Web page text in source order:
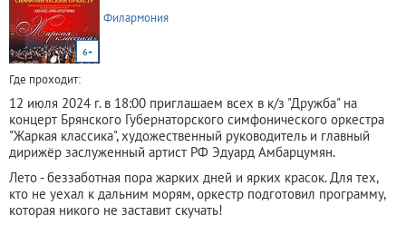
6+
Филармония
Где проходит:
12 июля 2024 г. в 18:00 приглашаем всех в к/з "Дружба" на
концерт Брянского Губернаторского симфонического оркестра
"Жаркая классика", художественный руководитель и главный
дирижёр заслуженный артист РФ Эдуард Амбарцумян.
Лето - беззаботная пора жарких дней и ярких красок. Для тех,
кто не уехал к дальним морям, оркестр подготовил программу,
которая никого не заставит скучать!